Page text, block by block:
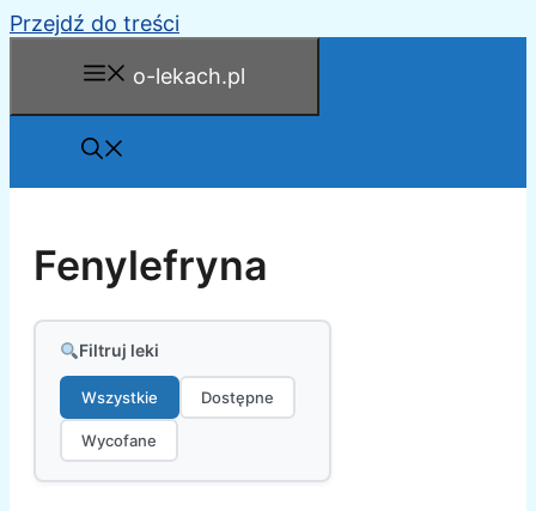
Przejdź do treści
o-lekach.pl
Fenylefryna
Filtruj leki
Wszystkie Dostępne
Wycofane